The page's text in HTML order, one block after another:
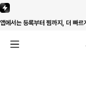
앱에서는 등록부터 찜까지, 더 빠르